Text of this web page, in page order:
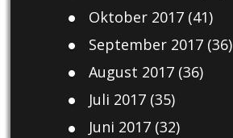
Oktober 2017(41)
September 2017(36)
August 2017(36)
Juli 2017(35)
Juni 2017(32)